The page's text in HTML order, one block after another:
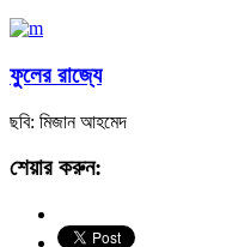
ফুলের রাজ্যে
ছবি: মিজান আহমেদ
শেয়ার করুন: